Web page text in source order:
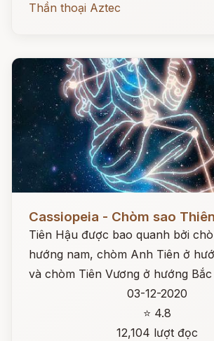
Thần thoại Aztec
Cassiopeia - Chòm sao
Tiên Hậu được bao quanh bởi
hướng nam, chòm Anh Tiên ở
và chòm Tiên Vương ở hướng Bắc
03-12-2020
⭐ 4.8
12,104 lượt đọc